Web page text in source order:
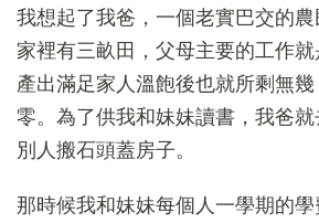
我想起了我爸，一個老實巴交的農
家裡有三畝田，父母主要的工作
產出滿足家人溫飽後也就所剩無
零。為了供我和妹妹讀書，我爸
別人搬石頭蓋房子。
那時候我和妹妹每個人一學期的